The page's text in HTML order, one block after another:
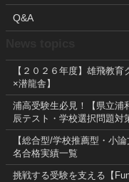
Q&A
【２０２６年度】雄飛教
×潜龍舎】
浦高受験生必見！【県立浦
辰テスト・学校選択問題対
【総合型/学校推薦型・小
名合格実績一覧
挑戦する受験を支える【